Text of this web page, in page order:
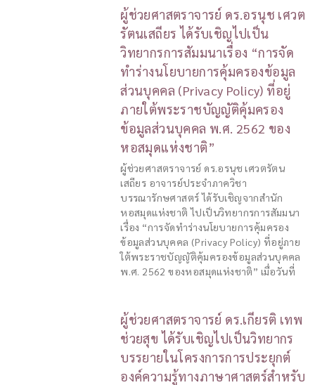
ผู้ช่วยศาสตราจารย์ ดร.อรนุช เศวต
รัตนเสถียร ได้รับเชิญไปเป็น
วิทยากรการสัมมนาเรื่อง “การจัด
ทำร่างนโยบายการคุ้มครองข้อมูล
ส่วนบุคคล (Privacy Policy) ที่อยู่
ภายใต้พระราชบัญญัติคุ้มครอง
ข้อมูลส่วนบุคคล พ.ศ. 2562 ของ
หอสมุดแห่งชาติ”
ผู้ช่วยศาสตราจารย์ ดร.อรนุช เศวตรัตน
เสถียร อาจารย์ประจำภาควิชา
บรรณารักษศาสตร์ ได้รับเชิญจากสำนัก
หอสมุดแห่งชาติ ไปเป็นวิทยากรการสัมมนา
เรื่อง “การจัดทำร่างนโยบายการคุ้มครอง
ข้อมูลส่วนบุคคล (Privacy Policy) ที่อยู่ภาย
ใต้พระราชบัญญัติคุ้มครองข้อมูลส่วนบุคคล
พ.ศ. 2562 ของหอสมุดแห่งชาติ” เมื่อวันที่
ผู้ช่วยศาสตราจารย์ ดร.เกียรติ เทพ
ช่วยสุข ได้รับเชิญไปเป็นวิทยากร
บรรยายในโครงการการประยุกต์
องค์ความรู้ทางภาษาศาสตร์สำหรับ